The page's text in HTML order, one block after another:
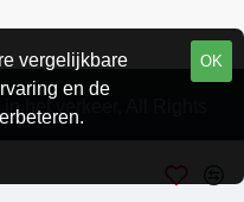
het verkeer, All Rights
OK
vergelijkbare
en de